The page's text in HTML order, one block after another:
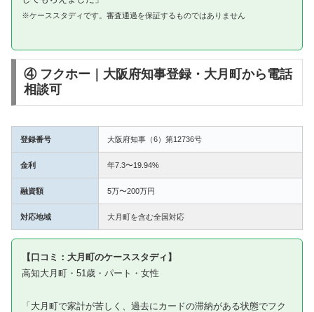
※ケーススタディです。審査通過を保証するものではありません
④ フクホー｜大阪府知事登録・大月町から電話
相談可
登録番号 大阪府知事（6）第12736号
金利 年7.3〜19.94%
融資額 5万〜200万円
対応地域 大月町を含む全国対応
【口コミ：大月町のケーススタディ】
高知大月町・51歳・パート・女性
「大月町で家計が苦しく、過去にカードの滞納がある状態でフク